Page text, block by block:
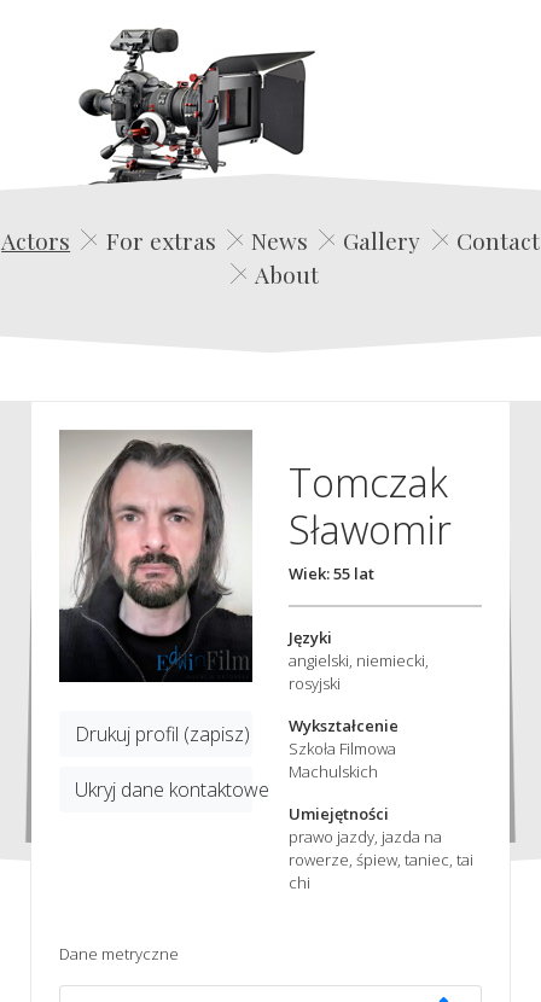
Edwin Film Agencja Aktorska
Actors For extras News Gallery
Contact
About
Drukuj profil (zapisz)
Ukryj dane kontaktowe
Tomczak
Sławomir
Wiek: 55 lat
Języki
angielski, niemiecki,
rosyjski
Wykształcenie
Szkoła Filmowa
Machulskich
Umiejętności
prawo jazdy, jazda na
rowerze, śpiew, taniec, tai
chi
Dane metryczne